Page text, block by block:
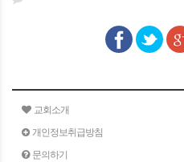
교회소개
개인정보취급방침
문의하기